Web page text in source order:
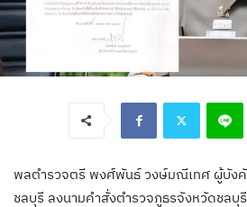
พลตำรวจตรี พงศ์พันธ์ วงษ์มณีเทศ ผู้บังคั
ชลบุรี ลงนามคำสั่งตำรวจภูธรจังหวัดชลบุรี